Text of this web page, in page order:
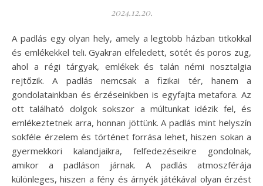
2024.12.20.
A padlás egy olyan hely, amely a legtöbb házban titkokkal
és emlékekkel teli. Gyakran elfeledett, sötét és poros zug,
ahol a régi tárgyak, emlékek és talán némi nosztalgia
rejtőzik. A padlás nemcsak a fizikai tér, hanem a
gondolatainkban és érzéseinkben is egyfajta metafora. Az
ott található dolgok sokszor a múltunkat idézik fel, és
emlékeztetnek arra, honnan jöttünk. A padlás mint helyszín
sokféle érzelem és történet forrása lehet, hiszen sokan a
gyermekkori kalandjaikra, felfedezéseikre gondolnak,
amikor a padláson járnak. A padlás atmoszférája
különleges, hiszen a fény és árnyék játékával olyan érzést